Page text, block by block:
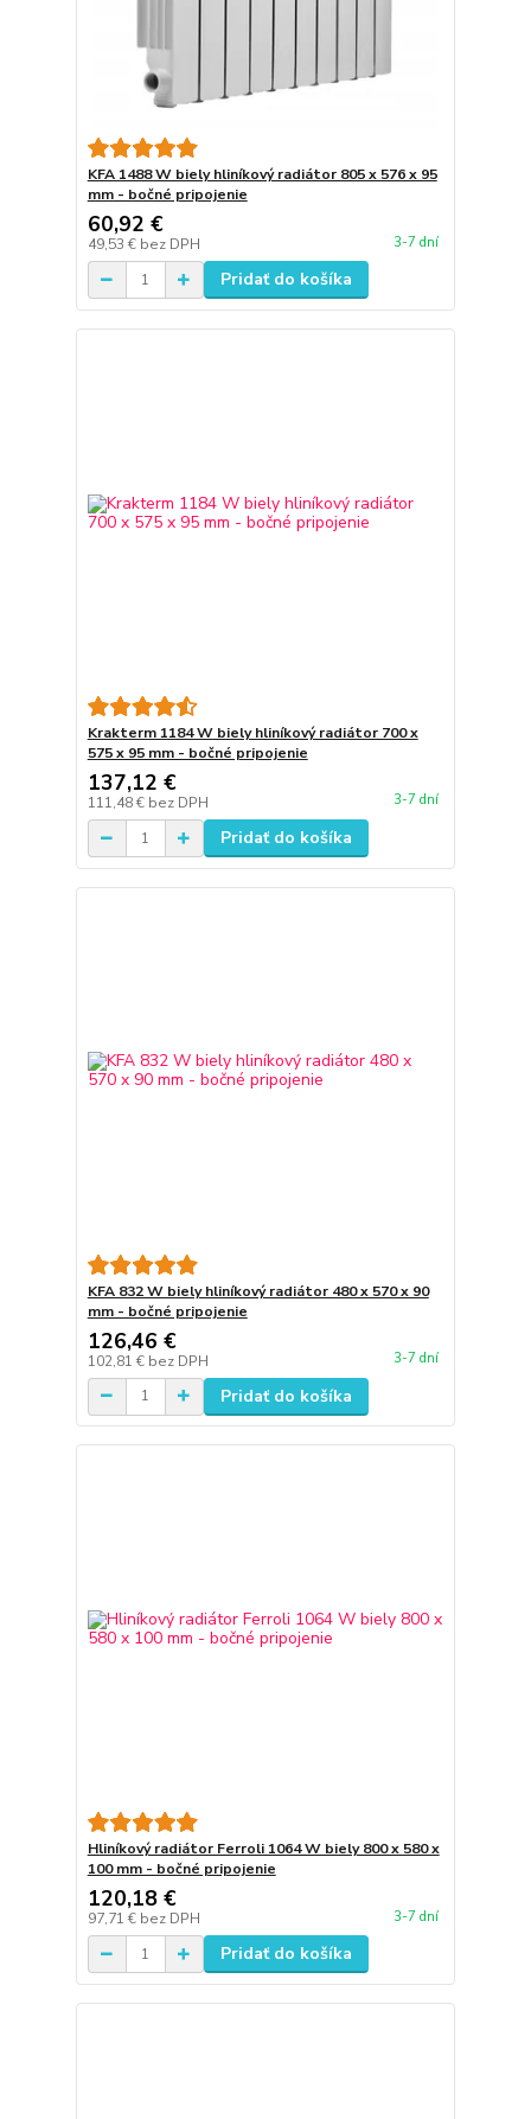
KFA 1488 W biely hliníkový radiátor 805 x 576 x 95
mm - bočné pripojenie
60,92 €
49,53 € bez DPH 3-7 dní
Pridať do košíka
Krakterm 1184 W biely hliníkový radiátor 700 x
575 x 95 mm - bočné pripojenie
137,12 €
111,48 € bez DPH 3-7 dní
Pridať do košíka
KFA 832 W biely hliníkový radiátor 480 x 570 x 90
mm - bočné pripojenie
126,46 €
102,81 € bez DPH 3-7 dní
Pridať do košíka
Hliníkový radiátor Ferroli 1064 W biely 800 x 580 x
100 mm - bočné pripojenie
120,18 €
97,71 € bez DPH 3-7 dní
Pridať do košíka